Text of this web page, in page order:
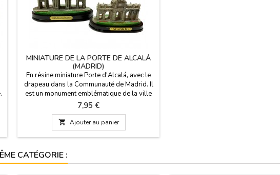
MINIATURE DE LA PORTE DE ALCALÁ
(MADRID)
En résine miniature Porte d'Alcalá, avec le
drapeau dans la Communauté de Madrid. Il
est un monument emblématique de la ville
de Madrid. Construit par le Roi Carlos III,
par l'architecte Francisco Sabatini, auteur du
Palais Royal est néoclassique. Dimensions:
6 cm de haut x 11 cm de base
Prix
7,95 €
 Ajouter au panier
CATÉGORIE :